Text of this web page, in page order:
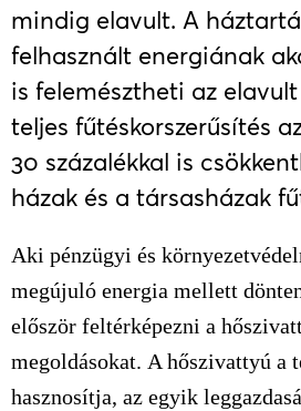
mindig elavult. A
felhasznált energiának
is felemésztheti az
teljes fűtéskorszerűsítés
30 százalékkal is
házak és a társasházak
Aki pénzügyi és
megújuló energia mellett
először feltérképezni a
megoldásokat. A hőszivattyú a
hasznosítja, az egyik